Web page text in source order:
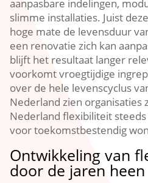
aanpasbare indelingen,
slimme installaties.​ Juist
hoge mate de levensduur
een renovatie zich kan
blijft het resultaat langer
voorkomt vroegtijdige
over de hele levenscyclus
Nederland zien organisaties
Nederland flexibiliteit
voor toekomstbestendig
Ontwikkeling van
door de jaren heen